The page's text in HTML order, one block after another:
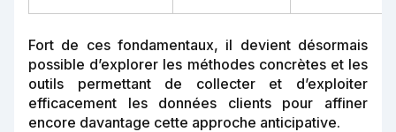
Fort de ces fondamentaux, il devient désormais
possible d’explorer les méthodes concrètes et les
outils permettant de collecter et d’exploiter
efficacement les données clients pour affiner
encore davantage cette approche anticipative.